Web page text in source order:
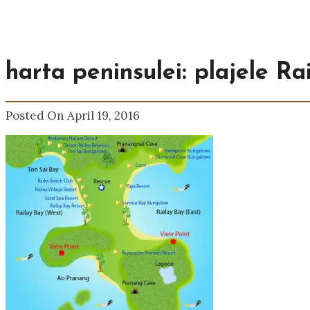
harta peninsulei: plajele
Posted On April 19, 2016